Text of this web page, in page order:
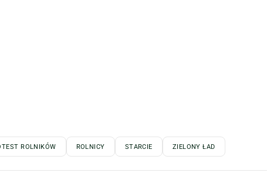
ROLNIKÓW ROLNICY STARCIE ZIELONY ŁAD